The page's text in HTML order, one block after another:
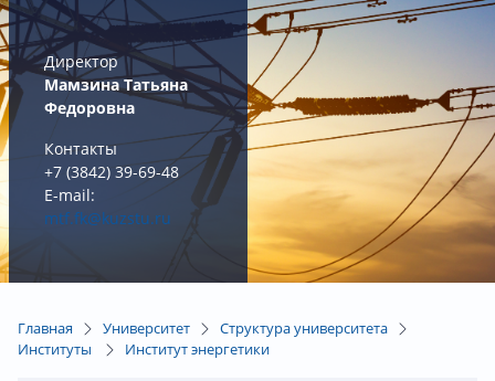
Директор
Мамзина Татьяна
Федоровна
Контакты
+7 (3842) 39-69-48
E-mail:
mtf.fk@kuzstu.ru
Главная Университет
Структура университета
Институты
Институт энергетики